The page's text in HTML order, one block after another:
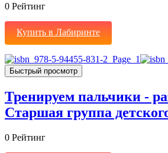
0 Рейтинг
Купить в Лабиринте
Быстрый просмотр
Тренируем пальчики -
Старшая группа
0 Рейтинг